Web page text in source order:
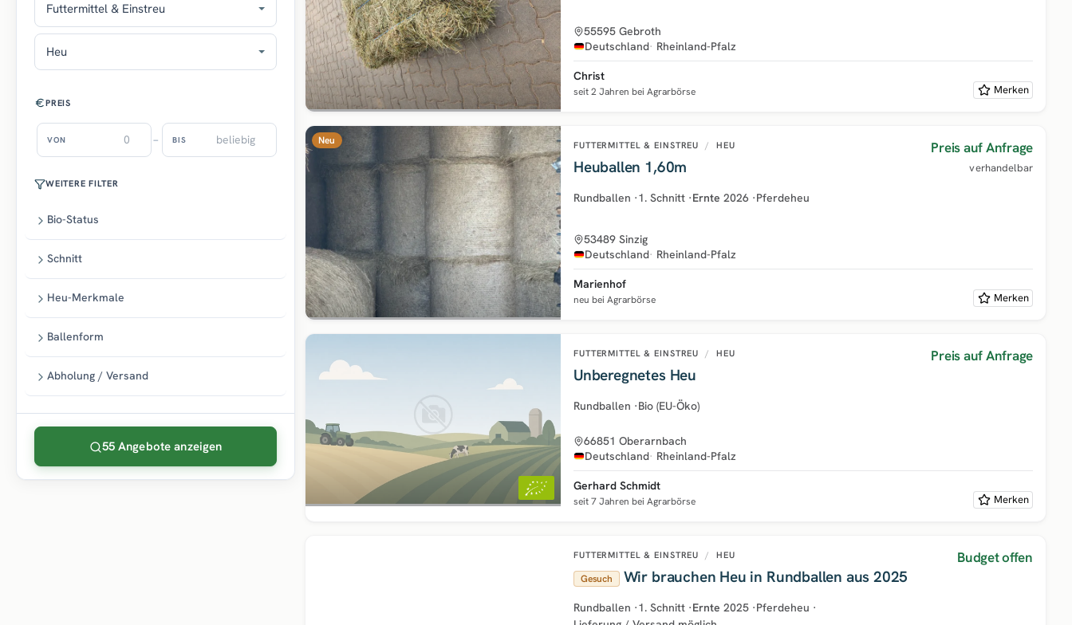
Futtermittel & Einstreu
Heu
PREIS
VON – BIS
WEITERE FILTER
Bio-Status
Schnitt
Heu-Merkmale
Ballenform
Abholung / Versand
55 Angebote anzeigen
55595 Gebroth
Deutschland Rheinland-Pfalz
Christ
seit 2 Jahren bei Agrarbörse Merken
Neu FUTTERMITTEL & EINSTREU / HEU
Heuballen 1,60m
Preis auf Anfrage
verhandelbar
Rundballen ·1. Schnitt ·Ernte 2026 ·Pferdeheu
53489 Sinzig
Deutschland Rheinland-Pfalz
Marienhof
neu bei Agrarbörse Merken
FUTTERMITTEL & EINSTREU / HEU
Unberegnetes Heu
Preis auf Anfrage
Rundballen ·Bio (EU-Öko)
66851 Oberarnbach
Deutschland Rheinland-Pfalz
Gerhard Schmidt
seit 7 Jahren bei Agrarbörse Merken
FUTTERMITTEL & EINSTREU / HEU
Gesuch Wir brauchen Heu in Rundballen aus 2025
Budget offen
Rundballen ·1. Schnitt ·Ernte 2025 ·Pferdeheu ·